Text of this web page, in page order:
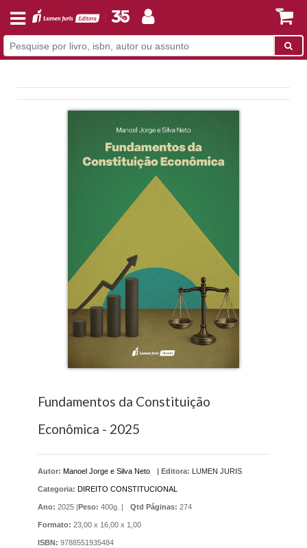
Fundamentos da Constituição
Econômica - 2025
Autor: Manoel Jorge e Silva Neto Editora: LUMEN JURIS
Categoria: DIREITO CONSTITUCIONAL
Ano: 2025 | Peso: 400g. | Qtd Páginas: 274
Formato: 23,00 x 16,00 x 1,00
ISBN: 9788551935484